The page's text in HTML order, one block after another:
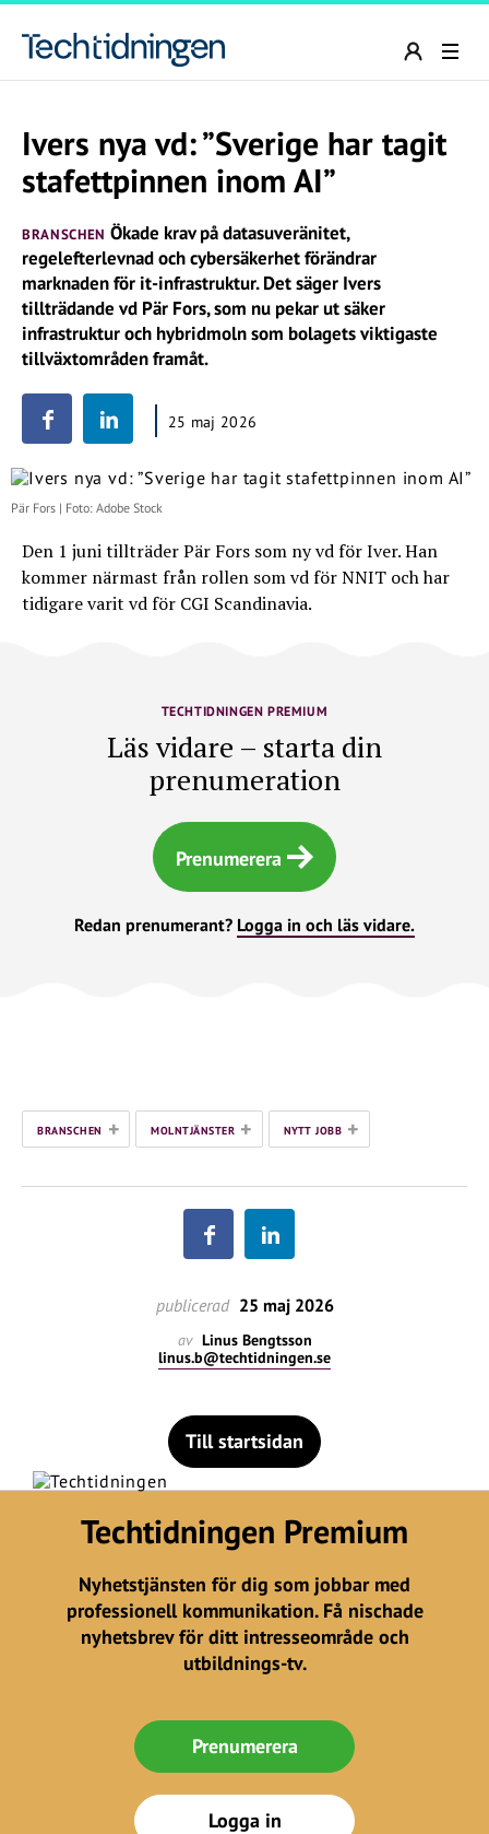
Ivers nya vd: ”Sverige har tagit
stafettpinnen inom AI”
BRANSCHEN Ökade krav på datasuveränitet,
regelefterlevnad och cybersäkerhet förändrar
marknaden för it-infrastruktur. Det säger Ivers
tillträdande vd Pär Fors, som nu pekar ut säker
infrastruktur och hybridmoln som bolagets viktigaste
tillväxtområden framåt.
25 maj 2026
Pär Fors | Foto: Adobe Stock
Den 1 juni tillträder Pär Fors som ny vd för Iver. Han
kommer närmast från rollen som vd för NNIT och har
tidigare varit vd för CGI Scandinavia.
TECHTIDNINGEN PREMIUM
Läs vidare – starta din
prenumeration
Prenumerera
Redan prenumerant? Logga in och läs vidare.
BRANSCHEN + MOLNTJÄNSTER + NYTT JOBB +
publicerad 25 maj 2026
av Linus Bengtsson
linus.b@techtidningen.se
Till startsidan
Techtidningen Premium
Nyhetstjänsten för dig som jobbar med
professionell kommunikation. Få nischade
nyhetsbrev för ditt intresseområde och
utbildnings-tv.
Prenumerera
Logga in